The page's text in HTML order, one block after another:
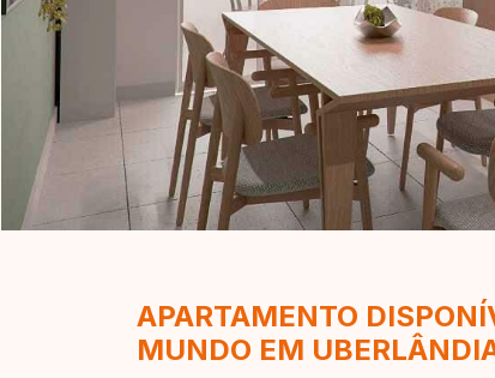
APARTAMENTO
MUNDO EM